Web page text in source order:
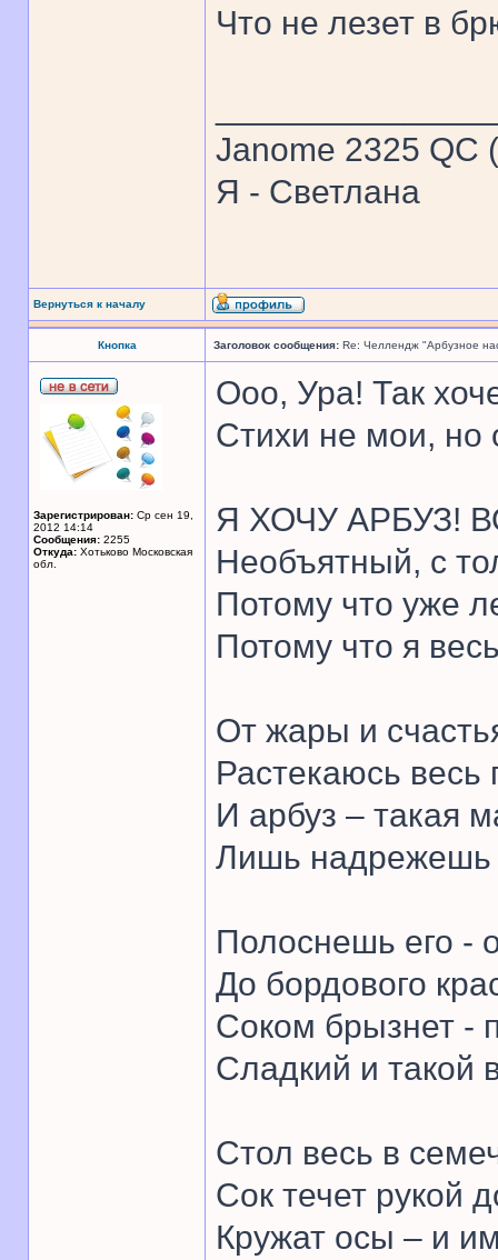
Что не лезет в
Janome 2325 QC
Я - Светлана
Вернуться к началу
Кнопка Заголовок сообщения: Re: Челлендж "Арбузное
Зарегистрирован: Ср сен 19,
2012 14:14
Сообщения: 2255
Откуда: Хотьково Московская
обл.
Ооо, Ура! Так
Стихи не мои, но
Я ХОЧУ АРБУЗ!
Необъятный, с
Потому что уже
Потому что я
От жары и
Растекаюсь весь
И арбуз – такая
Лишь надрежешь
Полоснешь его -
До бордового
Соком брызнет -
Сладкий и такой
Стол весь в
Сок течет рукой
Кружат осы – и